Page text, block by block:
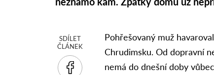
SDÍLET
ČLÁNEK
Pohřešovaný muž
Chrudimsku. Od dopravní
nemá do dnešní doby